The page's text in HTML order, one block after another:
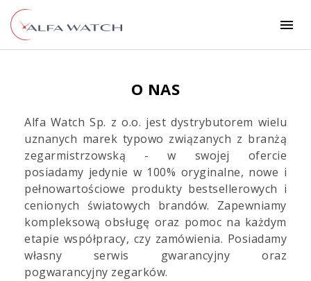
O NAS
Alfa Watch Sp. z o.o. jest dystrybutorem wielu
uznanych marek typowo związanych z branżą
zegarmistrzowską - w swojej ofercie
posiadamy jedynie w 100% oryginalne, nowe i
pełnowartościowe produkty bestsellerowych i
cenionych światowych brandów. Zapewniamy
kompleksową obsługę oraz pomoc na każdym
etapie współpracy, czy zamówienia. Posiadamy
własny serwis gwarancyjny oraz
pogwarancyjny zegarków.